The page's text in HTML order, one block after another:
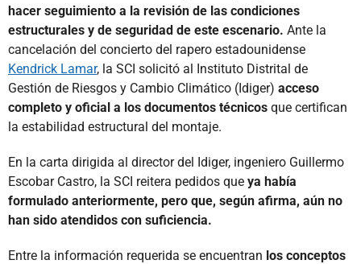
hacer seguimiento a la revisión de las condiciones
estructurales y de seguridad de este escenario. Ante la
cancelación del concierto del rapero estadounidense
Kendrick Lamar, la SCI solicitó al Instituto Distrital de
Gestión de Riesgos y Cambio Climático (Idiger) acceso
completo y oficial a los documentos técnicos que certifican
la estabilidad estructural del montaje.
En la carta dirigida al director del Idiger, ingeniero Guillermo
Escobar Castro, la SCI reitera pedidos que ya había
formulado anteriormente, pero que, según afirma, aún no
han sido atendidos con suficiencia.
Entre la información requerida se encuentran los conceptos